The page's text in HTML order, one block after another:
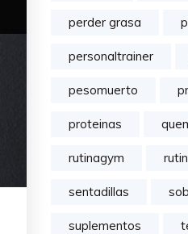
perder grasa
personaltrainer
pesomuerto
proteinas
rutinagym
sentadillas
suplementos